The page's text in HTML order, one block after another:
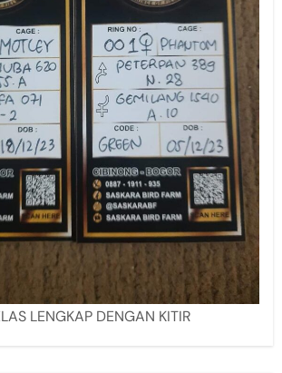
LENGKAP DENGAN KITIR